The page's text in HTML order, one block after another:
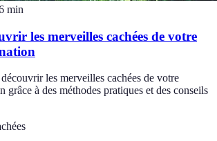
min
les merveilles cachées de votre
les merveilles cachées de votre
grâce à des méthodes pratiques et des conseils